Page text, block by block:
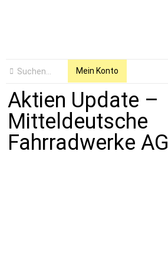
Mein Konto
Aktien Update –
Mitteldeutsche
Fahrradwerke AG